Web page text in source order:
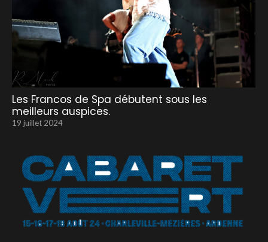
Les Francos de Spa débutent sous les
meilleurs auspices.
19 juillet 2024